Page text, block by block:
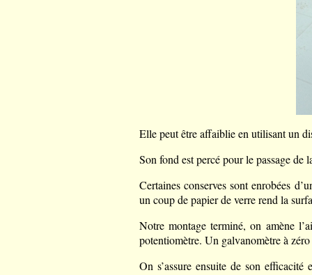
Elle peut être affaiblie en utilisant un
Son fond est percé pour le passage
Certaines conserves sont enrobées
un coup de papier de verre rend la
Notre montage terminé, on amène
potentiomètre. Un galvanomètre à
On s’assure ensuite de son